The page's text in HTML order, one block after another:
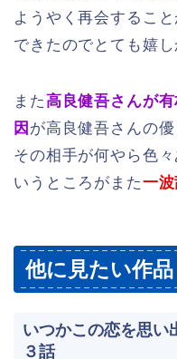
ようやく再会するこ
できたのでとても嬉し
また高良健吾さんが
因 が高良健吾さんの
その相手が何やら色
いうところがまた一
他に見たい作品
いつかこの恋を思
３話